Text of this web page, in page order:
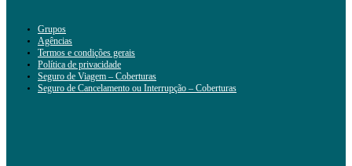
Grupos
Agências
Termos e condições gerais
Política de privacidade
Seguro de Viagem – Coberturas
Seguro de Cancelamento ou Interrupção – Coberturas